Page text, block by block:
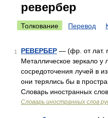
ревербер
Толкование Перевод
1 РЕВЕРБЕР — (фр. от лат.
Металлическое зеркало у
сосредоточения лучей в
они терялись бы в
Словарь иностранных
Словарь иностранных слов